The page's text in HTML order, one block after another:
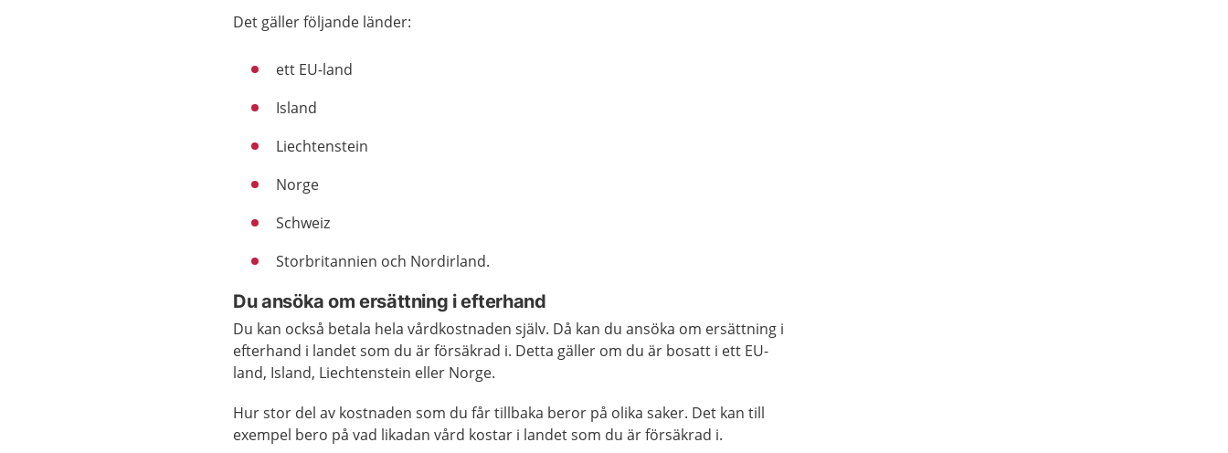
Det gäller följande länder:
ett EU-land
Island
Liechtenstein
Norge
Schweiz
Storbritannien och Nordirland.
Du ansöka om ersättning i efterhand
Du kan också betala hela vårdkostnaden själv. Då kan du ansöka om ersättning i
efterhand i landet som du är försäkrad i. Detta gäller om du är bosatt i ett EU-
land, Island, Liechtenstein eller Norge.
Hur stor del av kostnaden som du får tillbaka beror på olika saker. Det kan till
exempel bero på vad likadan vård kostar i landet som du är försäkrad i.